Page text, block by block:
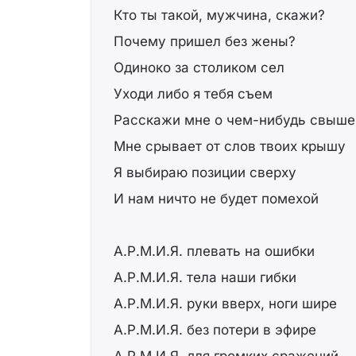
Кто ты такой, мужчина, скажи?
Почему пришел без жены?
Одиноко за столиком сел
Уходи либо я тебя съем
Расскажи мне о чем-нибудь
Мне срывает от слов твоих крышу
Я выбираю позиции сверху
И нам ничто не будет помехой
А.Р.М.И.Я. плевать на ошибки
А.Р.М.И.Я. тела наши гибки
А.Р.М.И.Я. руки вверх, ноги шире
А.Р.М.И.Я. без потери в эфире